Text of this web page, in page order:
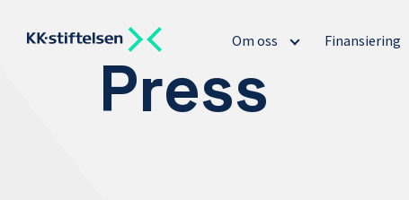
Om oss Finansiering
Press